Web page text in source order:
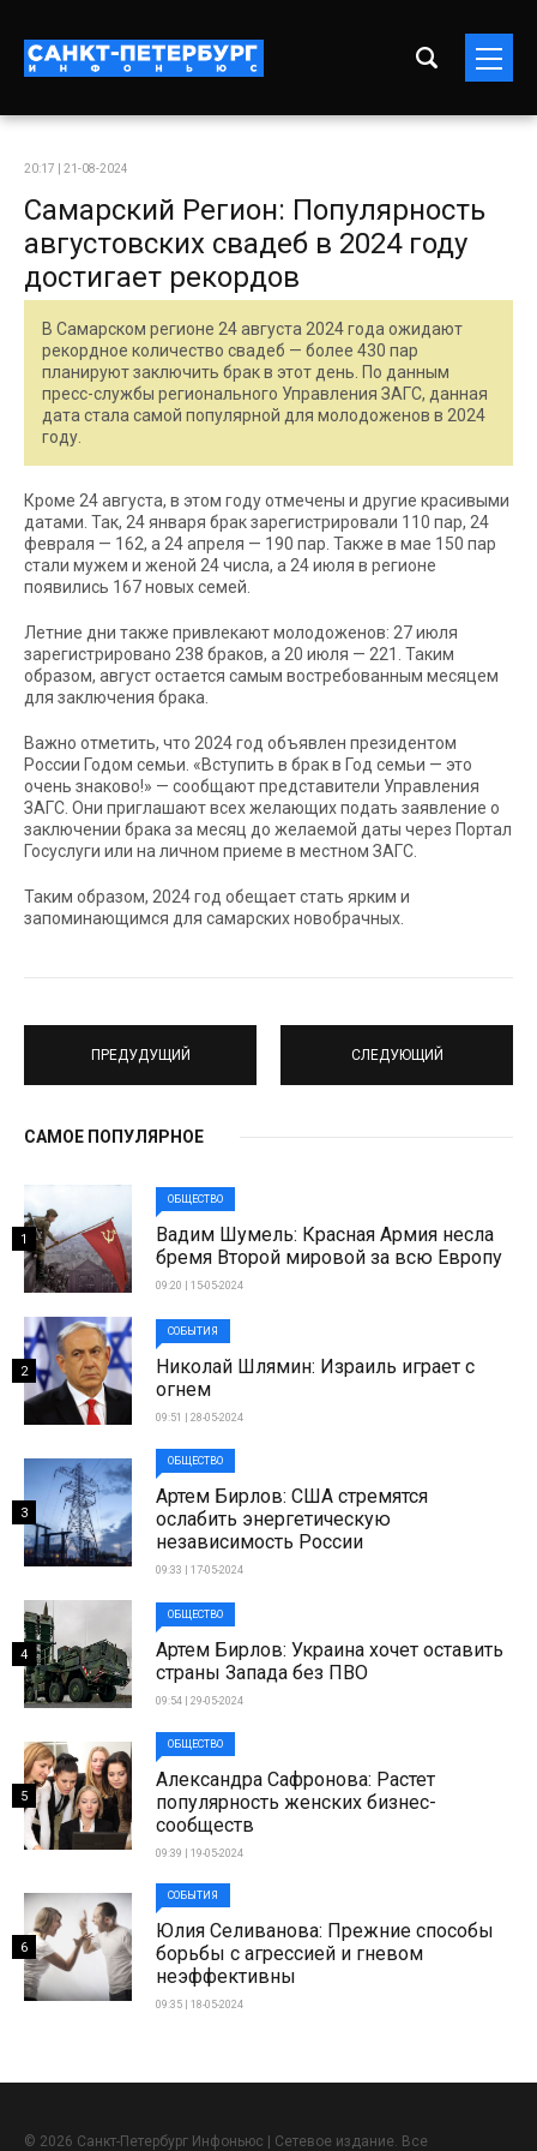
20:17 | 21-08-2024
Самарский Регион: Популярность
августовских свадеб в 2024 году
достигает рекордов
В Самарском регионе 24 августа 2024 года ожидают
рекордное количество свадеб — более 430 пар
планируют заключить брак в этот день. По данным
пресс-службы регионального Управления ЗАГС, данная
дата стала самой популярной для молодоженов в 2024
году.
Кроме 24 августа, в этом году отмечены и другие красивыми
датами. Так, 24 января брак зарегистрировали 110 пар, 24
февраля — 162, а 24 апреля — 190 пар. Также в мае 150 пар
стали мужем и женой 24 числа, а 24 июля в регионе
появились 167 новых семей.
Летние дни также привлекают молодоженов: 27 июля
зарегистрировано 238 браков, а 20 июля — 221. Таким
образом, август остается самым востребованным месяцем
для заключения брака.
Важно отметить, что 2024 год объявлен президентом
России Годом семьи. «Вступить в брак в Год семьи — это
очень знаково!» — сообщают представители Управления
ЗАГС. Они приглашают всех желающих подать заявление о
заключении брака за месяц до желаемой даты через Портал
Госуслуги или на личном приеме в местном ЗАГС.
Таким образом, 2024 год обещает стать ярким и
запоминающимся для самарских новобрачных.
ПРЕДУДУЩИЙ СЛЕДУЮЩИЙ
САМОЕ ПОПУЛЯРНОЕ
ОБЩЕСТВО
Вадим Шумель: Красная Армия несла
бремя Второй мировой за всю Европу
09:20 | 15-05-2024
1
СОБЫТИЯ
Николай Шлямин: Израиль играет с
огнем
09:51 | 28-05-2024
2
ОБЩЕСТВО
Артем Бирлов: США стремятся
ослабить энергетическую
независимость России
09:33 | 17-05-2024
3
ОБЩЕСТВО
Артем Бирлов: Украина хочет оставить
страны Запада без ПВО
09:54 | 29-05-2024
4
ОБЩЕСТВО
Александра Сафронова: Растет
популярность женских бизнес-
сообществ
09:39 | 19-05-2024
5
СОБЫТИЯ
Юлия Селиванова: Прежние способы
борьбы с агрессией и гневом
неэффективны
09:35 | 18-05-2024
6
© 2026 Санкт-Петербург Инфоньюс | Сетевое издание. Все